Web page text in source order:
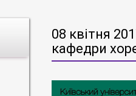
08 квітня
кафедри